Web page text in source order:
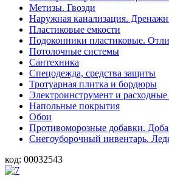
Метизы. Гвозди
Наружная канализация.
Пластиковые емкости
Подоконники пластиковые.
Потолочные системы
Сантехника
Спецодежда, средства защиты
Тротуарная плитка и бордюры
Электроинструмент и
Напольные покрытия
Обои
Противоморозные добавки.
Снегоуборочный инвентарь.
код: 00032543